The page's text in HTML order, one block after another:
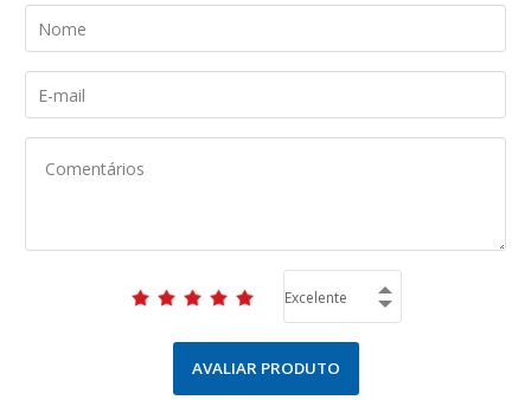
AVALIAR PRODUTO